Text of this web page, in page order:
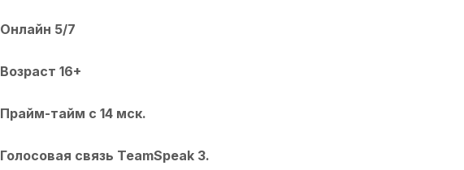
Онлайн 5/7
Возраст 16+
Прайм-тайм с 14 мск.
Голосовая связь TeamSpeak 3.